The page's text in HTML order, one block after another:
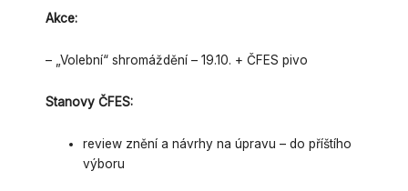
Akce:
– „Volební“ shromáždění – 19.10. + ČFES pivo
Stanovy ČFES:
review znění a návrhy na úpravu – do příštího
výboru